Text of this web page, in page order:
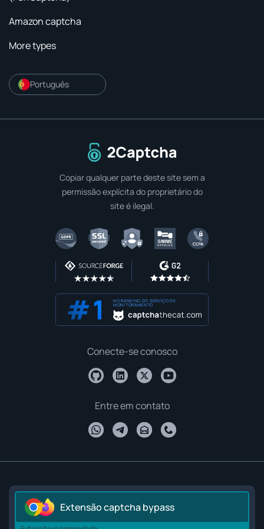
Amazon captcha
More types
Português
Para a página inicial
Copiar qualquer parte deste site sem a
permissão explícita do proprietário do
site é ilegal.
NO RANKING DO SERVIÇO DE
MONITORAMENTO
Conecte-se conosco
Entre em contato
Extensão captcha bypass